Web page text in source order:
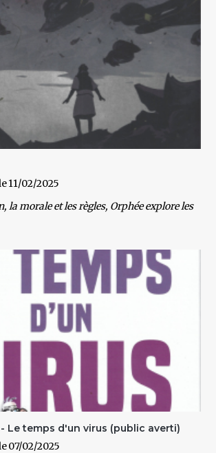
11/02/2025
la morale et les règles, Orphée explore les
Le temps d'un virus (public averti)
07/02/2025